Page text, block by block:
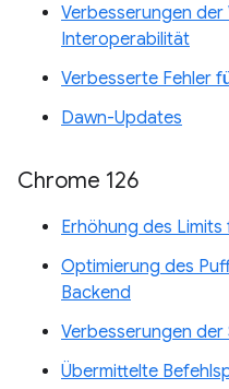
Verbesserungen
Interoperabilität
Verbesserte Fehler
Dawn-Updates
Chrome 126
Erhöhung des
Optimierung des
Backend
Verbesserungen
Übermittelte